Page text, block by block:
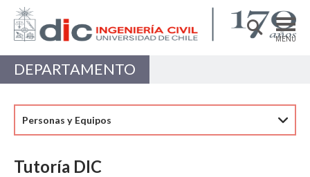
MENÚ
DEPARTAMENTO
ACADÉMICAS/OS
DEPARTAMENTO
Personas y Equipos
Tutoría DIC